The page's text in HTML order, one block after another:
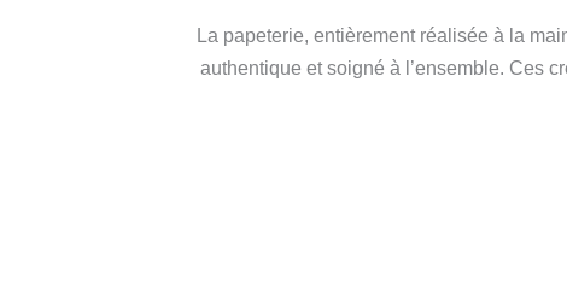
La papeterie, entièrement réalisée à la
authentique et soigné à l’ensemble. Ces